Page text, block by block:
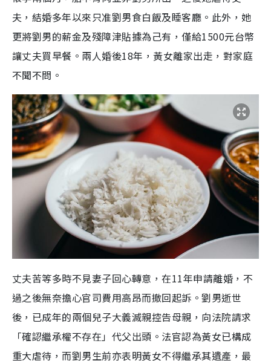
夫，結婚多年以來只准劉男食白飯及睡客廳。此外，她
更將劉男的薪金及殘障津貼據為己有，僅給1500元台幣
讓丈夫買早餐。兩人婚後18年，黃女離家出走，對家庭
不聞不問。
丈夫苦等多時不見妻子回心轉意，在11年申請離婚，不
過之後無奈擔心官司費用高昂而撤回起訴。劉男逝世
後，已成年的兩個兒子大義滅親控告母親，向法院請求
「確認繼承權不存在」代父出頭。法官認為黃女已構成
重大虐待，而劉男生前亦表明黃女不得繼承其遺產，最